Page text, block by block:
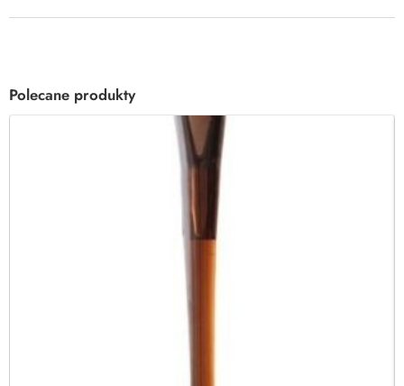
Polecane produkty